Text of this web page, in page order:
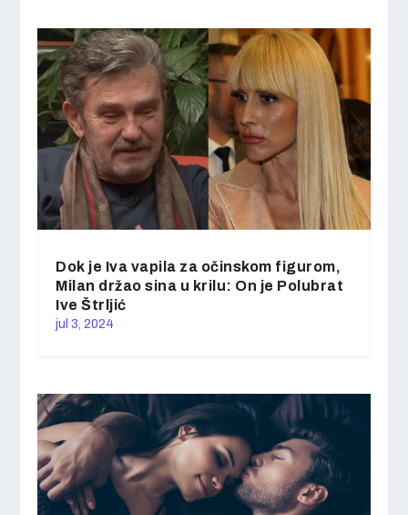
Dok je Iva vapila za očinskom figurom,
Milan držao sina u krilu: On je Polubrat
Ive Štrljić
jul 3, 2024